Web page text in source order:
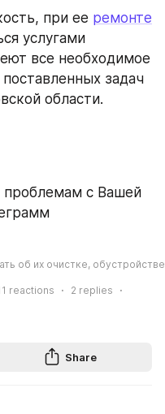
при ее ремонте
услугами
все необходимое
задач
области.
проблемам с Вашей
об их очистке,
reactions 2 replies
Share